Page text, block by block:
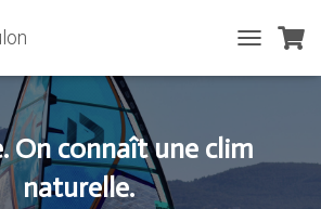
O
E
On connaît une clim
naturelle.